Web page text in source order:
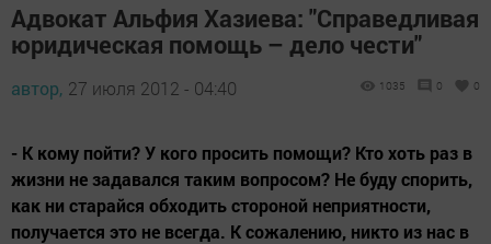
Адвокат Альфия Хазиева: "Справедливая
юридическая помощь – дело чести"
автор, 27 июля 2012 - 04:40 1035 0 0
- К кому пойти? У кого просить помощи? Кто хоть раз в
жизни не задавался таким вопросом? Не буду спорить,
как ни старайся обходить стороной неприятности,
получается это не всегда. К сожалению, никто из нас в